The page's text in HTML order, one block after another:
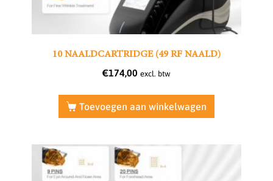
10 NAALDCARTRIDGE (49 RF NAALD)
€174,00 excl. btw
Toevoegen aan winkelwagen